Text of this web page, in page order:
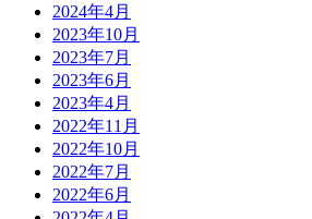
2024年4月
2023年10月
2023年7月
2023年6月
2023年4月
2022年11月
2022年10月
2022年7月
2022年6月